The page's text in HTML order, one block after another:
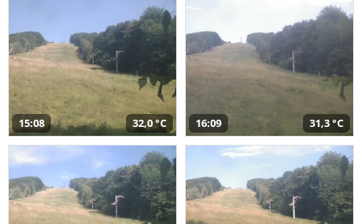
15:08 32,0 °C 16:09 31,3 °C